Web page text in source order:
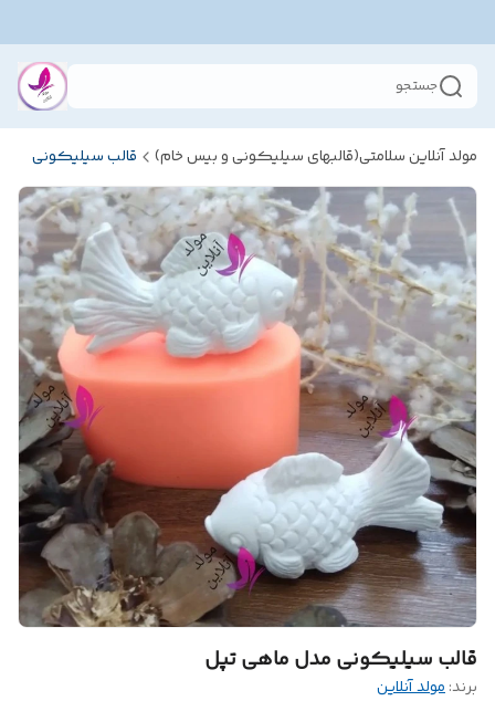
جستجو
مولد آنلاین سلامتی(قالبهای سیلیکونی و بیس خام) قالب سیلیکونی
قالب سیلیکونی مدل ماهی تپل
برند:مولد آنلاین